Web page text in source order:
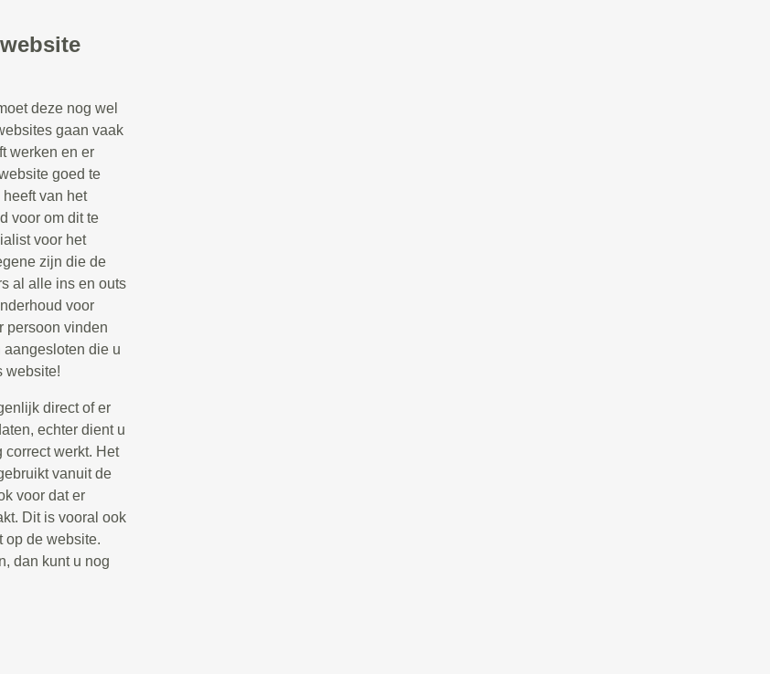
deze nog wel
gaan vaak
werken en er
goed te
van het
voor om dit te
voor het
zijn die de
al alle ins en outs
voor
persoon vinden
die u
website!
direct of er
echter dient u
correct werkt. Het
vanuit de
voor dat er
Dit is vooral ook
op de website.
dan kunt u nog